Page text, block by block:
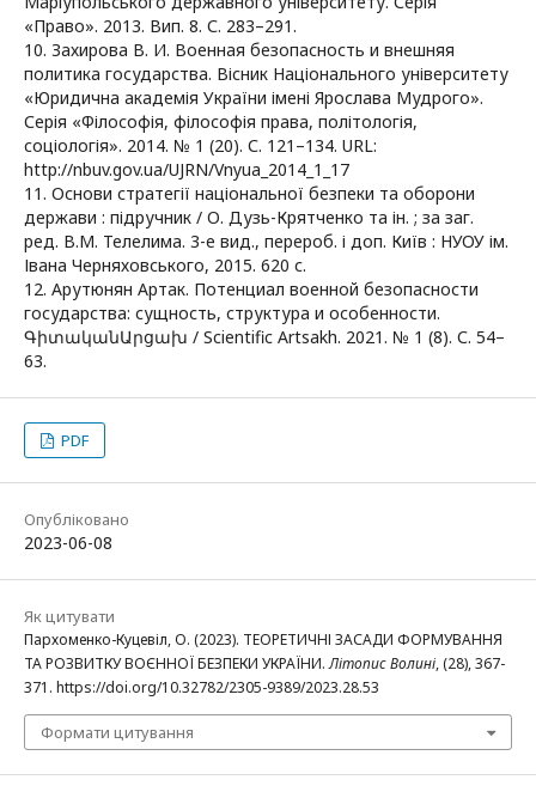
«Право». 2013. Вип. 8. С. 283–291.
10. Захирова В. И. Военная безопасность и внешняя
политика государства. Вісник Національного університету
«Юридична академія України імені Ярослава Мудрого».
Серія «Філософія, філософія права, політологія,
соціологія». 2014. № 1 (20). С. 121–134. URL:
http://nbuv.gov.ua/UJRN/Vnyua_2014_1_17
11. Основи стратегії національної безпеки та оборони
держави : підручник / О. Дузь-Крятченко та ін. ; за заг.
ред. В.М. Телелима. 3-е вид., перероб. і доп. Київ : НУОУ ім.
Івана Черняховського, 2015. 620 с.
12. Арутюнян Артак. Потенциал военной безопасности
государства: сущность, структура и особенности.
ԳիտականԱրցախ / Scientific Artsakh. 2021. № 1 (8). С. 54–
63.
PDF
Опубліковано
2023-06-08
Як цитувати
Пархоменко-Куцевіл, О. (2023). ТЕОРЕТИЧНІ ЗАСАДИ ФОРМУВАННЯ
ТА РОЗВИТКУ ВОЄННОЇ БЕЗПЕКИ УКРАЇНИ.Літопис Волині, (28), 367-
371. https://doi.org/10.32782/2305-9389/2023.28.53
Формати цитування